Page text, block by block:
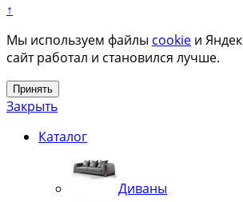
↑
Мы используем файлы cookie и
сайт работал и становился лучше.
Принять
Закрыть
Каталог
Диваны